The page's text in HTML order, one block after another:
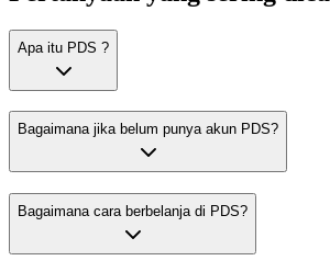
Apa itu PDS ?
Bagaimana jika belum punya akun PDS?
Bagaimana cara berbelanja di PDS?